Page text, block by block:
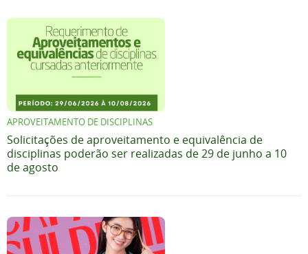
APROVEITAMENTO DE DISCIPLINAS
Solicitações de aproveitamento e equivalência de
disciplinas poderão ser realizadas de 29 de junho a 10
de agosto